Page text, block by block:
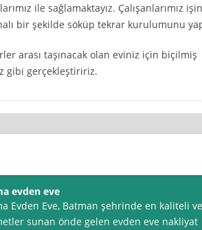
ile sağlamaktayız. Çalışanlarımız
bir şekilde söküp tekrar kurulumunu
arası taşınacak olan eviniz için biçilmiş
gibi gerçekleştiririz.
evden eve
Evden Eve, Batman şehrinde en kaliteli ve
sunan önde gelen evden eve nakliyat